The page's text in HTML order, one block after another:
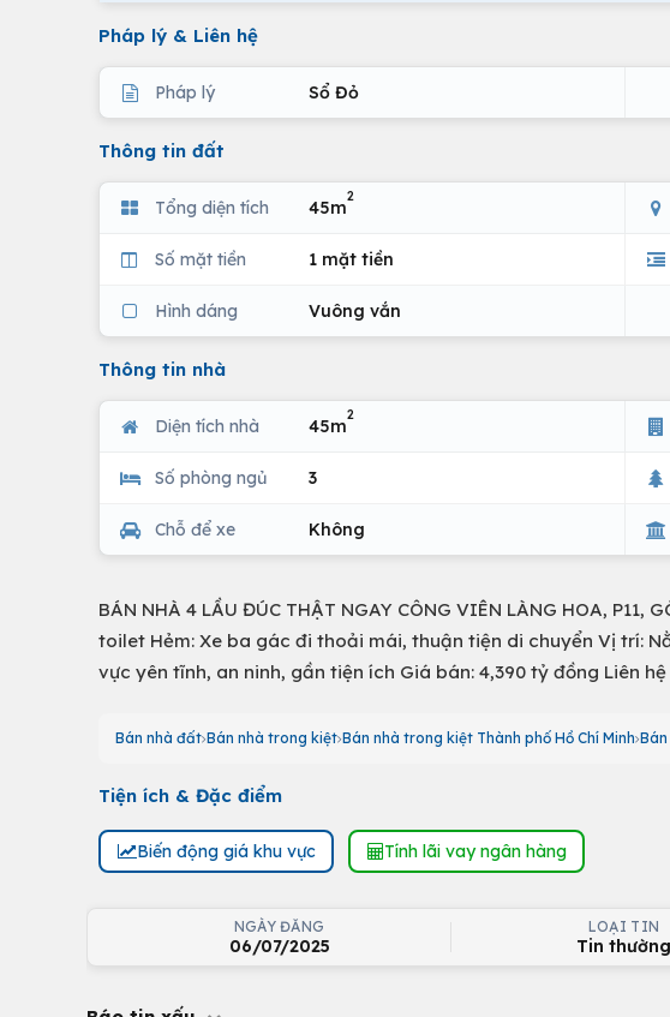
Pháp lý & Liên hệ
Pháp lý Sổ Đỏ
Thông tin đất
Tổng diện tích 45m
2
Số mặt tiền 1 mặt tiền
Hình dáng Vuông vắn
Thông tin nhà
Diện tích nhà 45m
2
Số phòng ngủ 3
Chỗ để xe Không
BÁN NHÀ 4 LẦU ĐÚC THẬT NGAY CÔNG VIÊN LÀNG HOA,
toilet Hẻm: Xe ba gác đi thoải mái, thuận tiện di chuyển Vị trí:
vực yên tĩnh, an ninh, gần tiện ích Giá bán: 4,390 tỷ đồng Liên hệ
Bán nhà đất Bán nhà trong kiệt Bán nhà trong kiệt Thành phố Hồ Chí Minh
Tiện ích & Đặc điểm
Biến động giá khu vực Tính lãi vay ngân hàng
NGÀY ĐĂNG
06/07/2025
LOẠI TIN
Tin thường